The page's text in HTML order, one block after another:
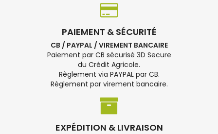
PAIEMENT & SÉCURITÉ
CB / PAYPAL / VIREMENT BANCAIRE
Paiement par CB sécurisé 3D Secure
du Crédit Agricole.
Règlement via PAYPAL par CB.
Règlement par virement bancaire.
EXPÉDITION & LIVRAISON